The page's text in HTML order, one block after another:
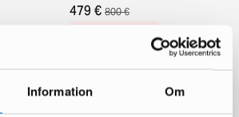
Information Om
479 € 800 €